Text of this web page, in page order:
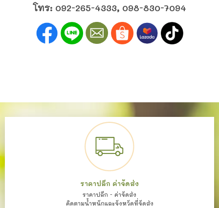
โทร: 092-265-4333, 098-830-7094
ราคาปลีก ค่าจัดส่ง
ราคาปลีก - ค่าจัดส่ง
คิดตามน้ำหนักและจังหวัดที่จัดส่ง